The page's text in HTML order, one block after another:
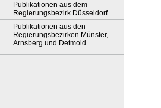
Publikationen aus dem
Regierungsbezirk Düsseldorf
Publikationen aus den
Regierungsbezirken Münster,
Arnsberg und Detmold